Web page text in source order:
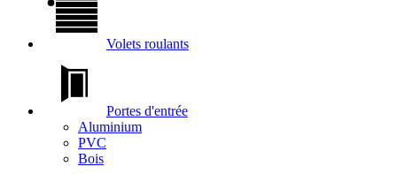
Volets roulants
Portes d'entrée
Aluminium
PVC
Bois